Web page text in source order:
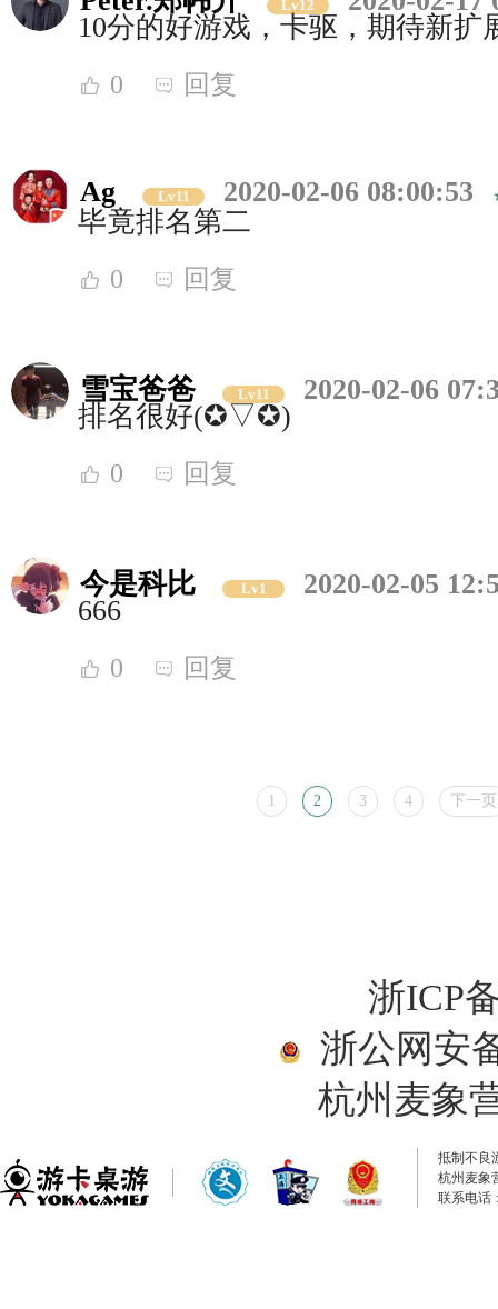
Lv12
10分的好游戏，卡驱，期待新扩
0 回复
Ag Lv11
2020-02-06 08:00:53
毕竟排名第二
0 回复
雪宝爸爸 Lv11
2020-02-06
排名很好(✪▽✪)
0 回复
今是科比 Lv1
2020-02-05
666
0 回复
1 2 3 4 下一页
浙ICP
浙公网安
杭州麦象
抵制不良
杭州麦象
联系电话